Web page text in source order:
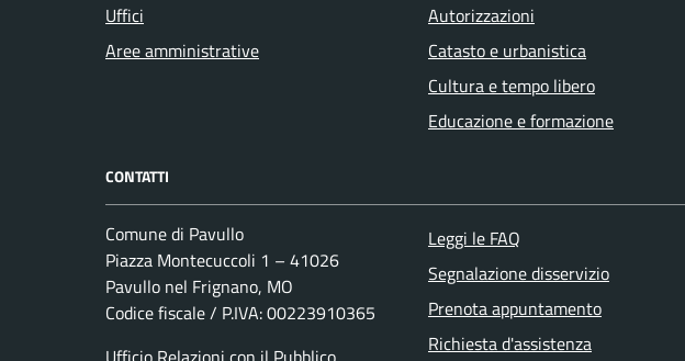
Uffici
Aree amministrative
Autorizzazioni
Catasto e urbanistica
Cultura e tempo libero
Educazione e formazione
CONTATTI
Comune di Pavullo
Piazza Montecuccoli 1 – 41026
Pavullo nel Frignano, MO
Codice fiscale / P.IVA: 00223910365
Leggi le FAQ
Segnalazione disservizio
Prenota appuntamento
Richiesta d'assistenza